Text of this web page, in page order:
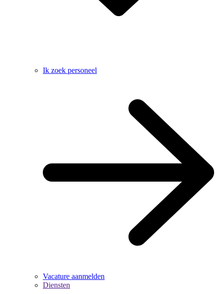
Ik zoek personeel
Vacature aanmelden
Diensten